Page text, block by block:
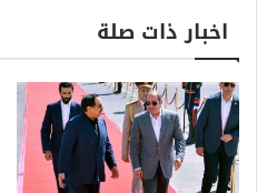
اخبار ذات صلة